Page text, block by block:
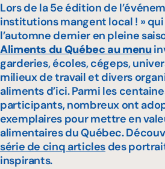
Lors de la 5e édition de
institutions mangent local ! »
l’automne dernier en pleine
Aliments du Québec au menu
garderies, écoles, cégeps,
milieux de travail et divers
aliments d’ici. Parmi les
participants, nombreux ont
exemplaires pour mettre en
alimentaires du Québec.
série de cinq articles des
inspirants.